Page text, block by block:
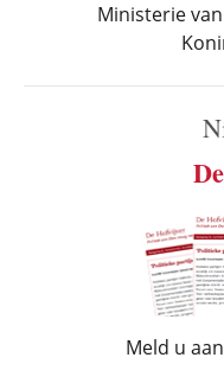
Ministerie
Meld u